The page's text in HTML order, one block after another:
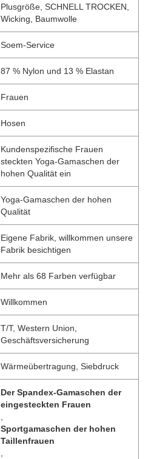
Plusgröße, SCHNELL TROCKEN,
Wicking, Baumwolle
Soem-Service
87 % Nylon und 13 % Elastan
Frauen
Hosen
Kundenspezifische Frauen
steckten Yoga-Gamaschen der
hohen Qualität ein
Yoga-Gamaschen der hohen
Qualität
Eigene Fabrik, willkommen unsere
Fabrik besichtigen
Mehr als 68 Farben verfügbar
Willkommen
T/T, Western Union,
Geschäftsversicherung
Wärmeübertragung, Siebdruck
Der Spandex-Gamaschen der
eingesteckten Frauen
Sportgamaschen der hohen
Taillenfrauen